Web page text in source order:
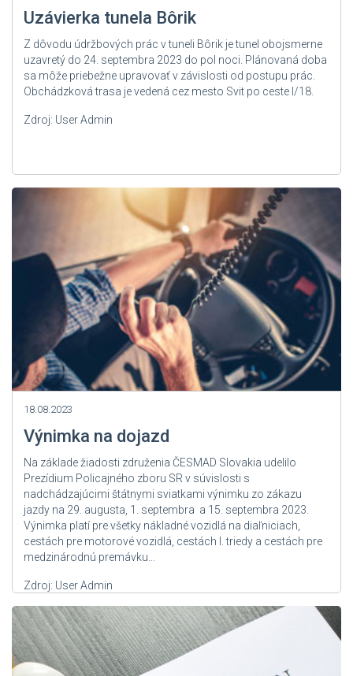
Uzávierka tunela Bôrik
Z dôvodu údržbových prác v tuneli Bôrik je tunel obojsmerne
uzavretý do 24. septembra 2023 do pol noci. Plánovaná doba
sa môže priebežne upravovať v závislosti od postupu prác.
Obchádzková trasa je vedená cez mesto Svit po ceste I/18.
Zdroj: User Admin
18.08.2023
Výnimka na dojazd
Na základe žiadosti združenia ČESMAD Slovakia udelilo
Prezídium Policajného zboru SR v súvislosti s
nadchádzajúcimi štátnymi sviatkami výnimku zo zákazu
jazdy na 29. augusta, 1. septembra a 15. septembra 2023.
Výnimka platí pre všetky nákladné vozidlá na diaľniciach,
cestách pre motorové vozidlá, cestách I. triedy a cestách pre
medzinárodnú premávku...
Zdroj: User Admin